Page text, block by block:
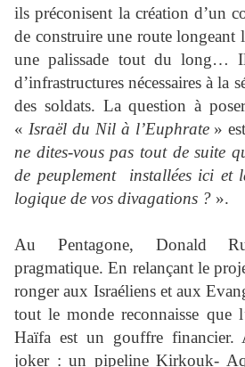
ils préconisent la création d’un
de construire une route longeant
une palissade tout du long…
d’infrastructures nécessaires à la
des soldats. La question à
« Israël du Nil à l’Euphrate»
ne dites-vous pas tout de suite
de peuplement installées ici et
logique de vos divagations ? ».
Au Pentagone, Donald
pragmatique. En relançant le
ronger aux Israéliens et aux
tout le monde reconnaisse
Haïfa est un gouffre financier.
joker : un pipeline Kirkouk-